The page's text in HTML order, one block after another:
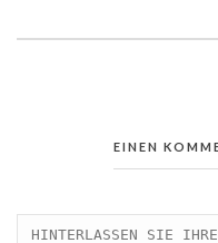
EINEN